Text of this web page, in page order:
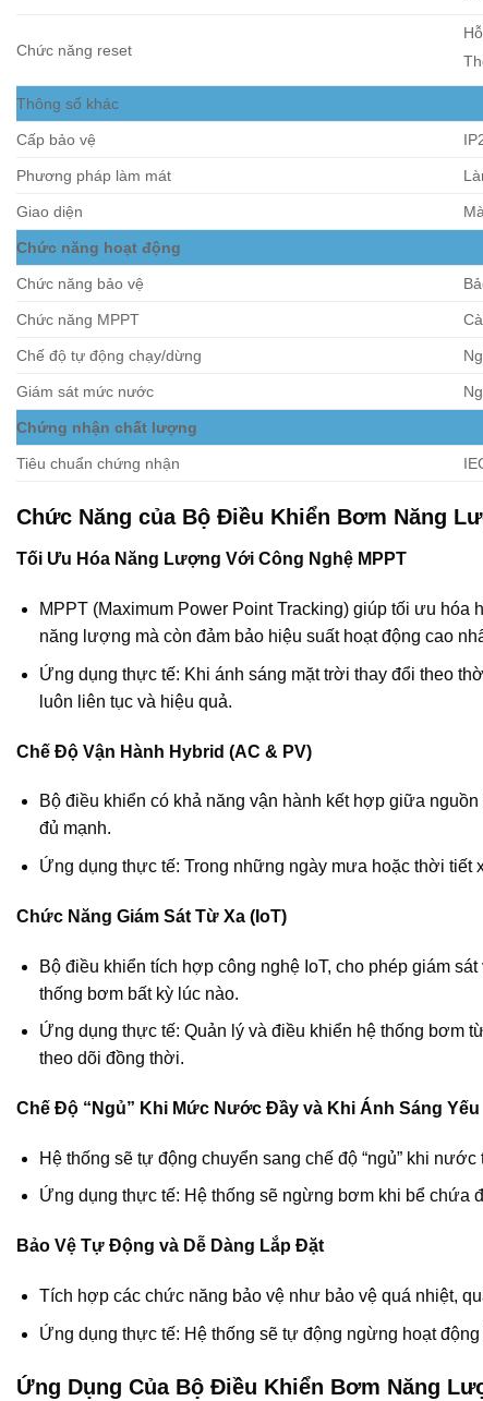
Chức năng reset
Thông số khác
Cấp bảo vệ
Phương pháp làm mát
Giao diện
Chức năng hoạt động
Chức năng bảo vệ
Chức năng MPPT
Chế độ tự động chạy/dừng
Giám sát mức nước
Chứng nhận chất lượng
Tiêu chuẩn chứng nhận
Chức Năng của Bộ Điều Khiển Bơm Năng
Tối Ưu Hóa Năng Lượng Với Công Nghệ MPPT
MPPT (Maximum Power Point Tracking) giúp tối ưu
năng lượng mà còn đảm bảo hiệu suất hoạt động cao
Ứng dụng thực tế: Khi ánh sáng mặt trời thay đổi theo
luôn liên tục và hiệu quả.
Chế Độ Vận Hành Hybrid (AC & PV)
Bộ điều khiển có khả năng vận hành kết hợp giữa
đủ mạnh.
Ứng dụng thực tế: Trong những ngày mưa hoặc thời tiết
Chức Năng Giám Sát Từ Xa (IoT)
Bộ điều khiển tích hợp công nghệ IoT, cho phép giám
thống bơm bất kỳ lúc nào.
Ứng dụng thực tế: Quản lý và điều khiển hệ thống bơm
theo dõi đồng thời.
Chế Độ “Ngủ” Khi Mức Nước Đầy và Khi Ánh Sáng Yếu
Hệ thống sẽ tự động chuyển sang chế độ “ngủ” khi
Ứng dụng thực tế: Hệ thống sẽ ngừng bơm khi bể chứa
Bảo Vệ Tự Động và Dễ Dàng Lắp Đặt
Tích hợp các chức năng bảo vệ như bảo vệ quá nhiệt,
Ứng dụng thực tế: Hệ thống sẽ tự động ngừng hoạt
Ứng Dụng Của Bộ Điều Khiển Bơm Năng